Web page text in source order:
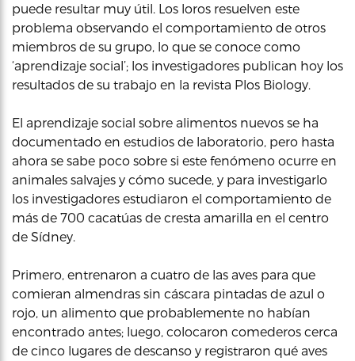
puede resultar muy útil. Los loros resuelven este
problema observando el comportamiento de otros
miembros de su grupo, lo que se conoce como
‘aprendizaje social’; los investigadores publican hoy los
resultados de su trabajo en la revista Plos Biology.
El aprendizaje social sobre alimentos nuevos se ha
documentado en estudios de laboratorio, pero hasta
ahora se sabe poco sobre si este fenómeno ocurre en
animales salvajes y cómo sucede, y para investigarlo
los investigadores estudiaron el comportamiento de
más de 700 cacatúas de cresta amarilla en el centro
de Sídney.
Primero, entrenaron a cuatro de las aves para que
comieran almendras sin cáscara pintadas de azul o
rojo, un alimento que probablemente no habían
encontrado antes; luego, colocaron comederos cerca
de cinco lugares de descanso y registraron qué aves